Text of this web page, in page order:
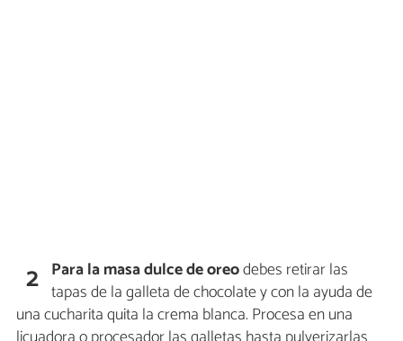
2 Para la masa dulce de oreodebes retirar las
tapas de la galleta de chocolate y con la ayuda de
una cucharita quita la crema blanca. Procesa en una